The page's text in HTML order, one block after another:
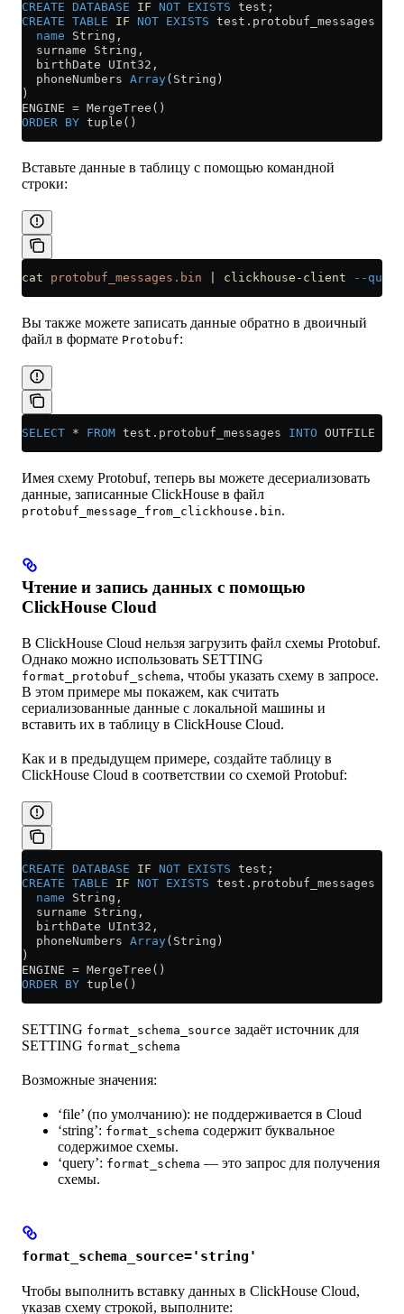
CREATE DATABASE IF NOT EXISTS test;
CREATE TABLE IF NOT EXISTS test . protobuf_messages
  name
String,
  surname String,
  birthDate UInt32,
  phoneNumbers
Array(String)
)
ENGINE = MergeTree()
ORDER BY tuple()
Вставьте данные в таблицу с помощью командной
строки:
cat protobuf_messages.bin clickhouse-client --query
Вы также можете записать данные обратно в двоичный
файл в формате Protobuf:
SELECT * FROM test . protobuf_messages INTO OUTFILE
Имея схему Protobuf, теперь вы можете десериализовать
данные, записанные ClickHouse в файл
protobuf_message_from_clickhouse.bin.
Чтение и запись данных с помощью
ClickHouse Cloud
В ClickHouse Cloud нельзя загрузить файл схемы Protobuf.
Однако можно использовать SETTING
format_protobuf_schema, чтобы указать схему в запросе.
В этом примере мы покажем, как считать
сериализованные данные с локальной машины и
вставить их в таблицу в ClickHouse Cloud.
Как и в предыдущем примере, создайте таблицу в
ClickHouse Cloud в соответствии со схемой Protobuf:
CREATE DATABASE IF NOT EXISTS test;
CREATE TABLE IF NOT EXISTS test . protobuf_messages
  name
String,
  surname String,
  birthDate UInt32,
  phoneNumbers
Array(String)
)
ENGINE = MergeTree()
ORDER BY tuple()
SETTING format_schema_source задаёт источник для
SETTING format_schema
Возможные значения:
‘file’ (по умолчанию): не поддерживается в Cloud
‘string’: format_schema содержит буквальное
содержимое схемы.
‘query’: format_schema — это запрос для получения
схемы.
format_schema_source='string'
Чтобы выполнить вставку данных в ClickHouse Cloud,
указав схему строкой, выполните: